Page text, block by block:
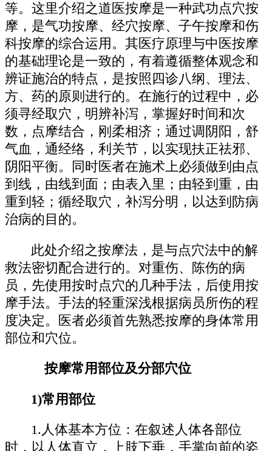
等。这里介绍之道医按摩是一种武功点穴按
摩，是气功按摩、经穴按摩、子午按摩和伤
科按摩的综合运用。其医疗原理与中医按摩
的基础理论是一致的，有着遵循整体观念和
辨证施治的特点，是按照四诊八纲、理法、
方、药的原则进行的。在施行的过程中，必
须寻经取穴，明辨补泻，掌握好时间和次
数，点摩结合，刚柔相济；通过调阴阳，舒
气血，通经络，利关节，以实现扶正祛邪、
阴阳平衡。同时医者在施术上必须做到由点
到线，由线到面；由表入里；由轻到重，由
重到轻；循经取穴，补泻分明，以达到防病
治病的目的。
此处介绍之按摩法，是与点穴法中的解
救法密切配合进行的。对重伤、陈伤的病
员，先使用按时点穴的几种手法，后使用按
摩手法。手法的轻重深浅根据病员所伤的程
度决定。医者必须首先熟悉按摩的身体常用
部位和穴位。
按摩常用部位及分部穴位
1)常用部位
1.人体基本方位：在叙述人体各部位
时，以人体直立，上肢下垂，手掌向前的姿